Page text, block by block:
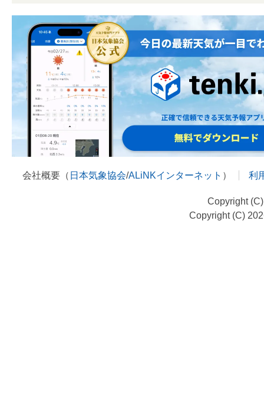
会社概要（ 日本気象協会/ALiNKインターネット ） 利
Copyright
Copyright (C)